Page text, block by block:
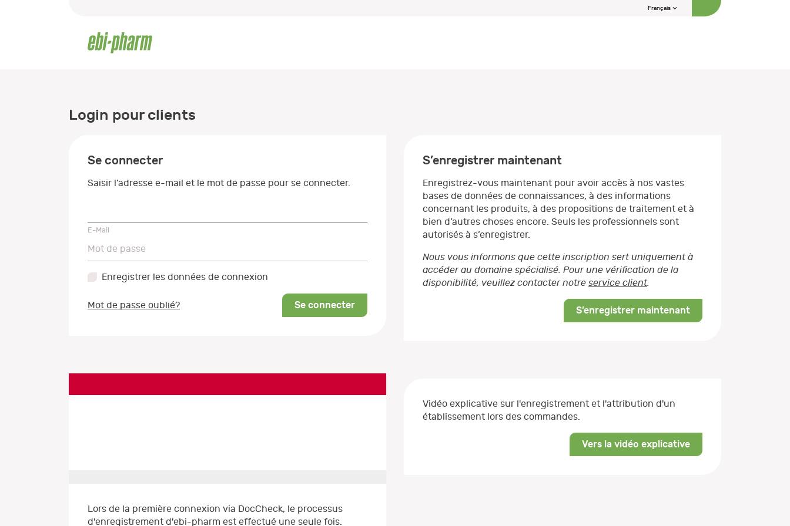
Français
Login pour clients
Se connecter
Saisir l’adresse e-mail et le mot de passe pour se connecter.
E-Mail
Mot de passe
Mot de passe
Enregistrer les données de connexion
Mot de passe oublié? Se connecter
Lors de la première connexion via DocCheck, le processus
d'enregistrement d'ebi-pharm est effectué une seule fois.
S’enregistrer maintenant
Enregistrez-vous maintenant pour avoir accès à nos vastes
bases de données de connaissances, à des informations
concernant les produits, à des propositions de traitement et à
bien d’autres choses encore. Seuls les professionnels sont
autorisés à s’enregistrer.
Nous vous informons que cette inscription sert uniquement à
accéder au domaine spécialisé. Pour une vérification de la
disponibilité, veuillez contacter notre service client.
S’enregistrer maintenant
Vidéo explicative sur l'enregistrement et l'attribution d'un
établissement lors des commandes.
Vers la vidéo explicative